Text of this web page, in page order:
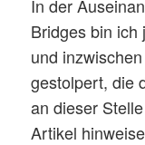
In der
Bridges bin ich
und
gestolpert, die
an dieser
Artikel